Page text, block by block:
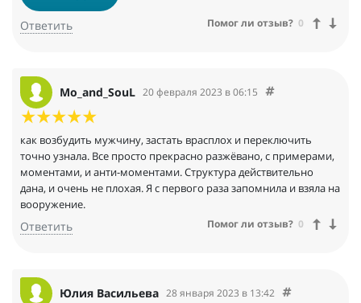
Ответить Помог ли отзыв? 0
Mo_and_SouL 20 февраля 2023 в 06:15
как возбудить мужчину, застать врасплох и переключить
точно узнала. Все просто прекрасно разжёвано, с примерами,
моментами, и анти-моментами. Структура действительно
дана, и очень не плохая. Я с первого раза запомнила и взяла на
вооружение.
Ответить Помог ли отзыв? 0
Юлия Васильева 28 января 2023 в 13:42